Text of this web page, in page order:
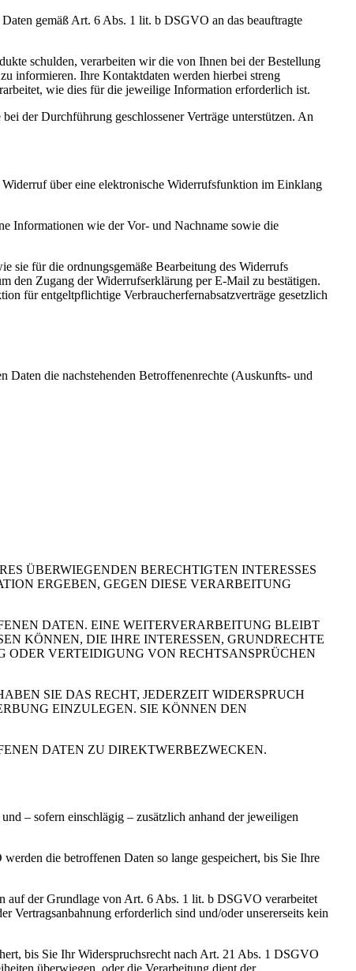
gemäß Art. 6 Abs. 1 lit. b DSGVO an das beauftragte
schulden, verarbeiten wir die von Ihnen bei der Bestellung
informieren. Ihre Kontaktdaten werden hierbei streng
wie dies für die jeweilige Information erforderlich ist.
der Durchführung geschlossener Verträge unterstützen. An
über eine elektronische Widerrufsfunktion im Einklang
Informationen wie der Vor- und Nachname sowie die
sie für die ordnungsgemäße Bearbeitung des Widerrufs
den Zugang der Widerrufserklärung per E-Mail zu bestätigen.
für entgeltpflichtige Verbraucherfernabsatzverträge gesetzlich
Daten die nachstehenden Betroffenenrechte (Auskunfts- und
ÜBERWIEGENDEN BERECHTIGTEN INTERESSES
ERGEBEN, GEGEN DIESE VERARBEITUNG
DATEN. EINE WEITERVERARBEITUNG BLEIBT
KÖNNEN, DIE IHRE INTERESSEN, GRUNDRECHTE
VERTEIDIGUNG VON RECHTSANSPRÜCHEN
SIE DAS RECHT, JEDERZEIT WIDERSPRUCH
EINZULEGEN. SIE KÖNNEN DEN
DATEN ZU DIREKTWERBEZWECKEN.
– sofern einschlägig – zusätzlich anhand der jeweiligen
die betroffenen Daten so lange gespeichert, bis Sie Ihre
auf der Grundlage von Art. 6 Abs. 1 lit. b DSGVO verarbeitet
Vertragsanbahnung erforderlich sind und/oder unsererseits kein
bis Sie Ihr Widerspruchsrecht nach Art. 21 Abs. 1 DSGVO